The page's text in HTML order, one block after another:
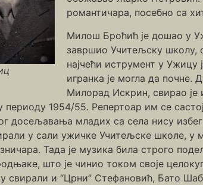
романтичара, посебно са
Милош Броћић је дошао у
завршио Учитељску школу,
најчећи иструмент у Ужицу
игранка је могла да
Милорад Искрин, свирао је
периоду 1954/55. Репертоар им се
досељавања младих са села нису
у сали ужичке Учитељске школе, у
Тада је музика била строго
што је чинио током своје
свирали и “Црни” Стефановић, Бато